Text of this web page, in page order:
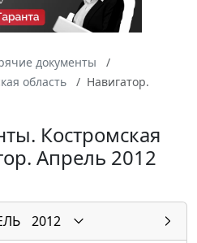
документы
область
Навигатор.
Костромская
Апрель 2012
2012